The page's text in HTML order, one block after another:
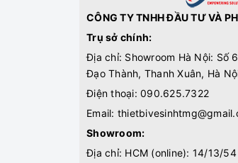
CÔNG TY TNHH ĐẦU TƯ VÀ
Trụ sở chính:
Địa chỉ: Showroom Hà Nội: Số
Đạo Thành, Thanh Xuân, Hà
Điện thoại: 090.625.7322
Email:
Showroom:
Địa chỉ: HCM (online): 14/13/